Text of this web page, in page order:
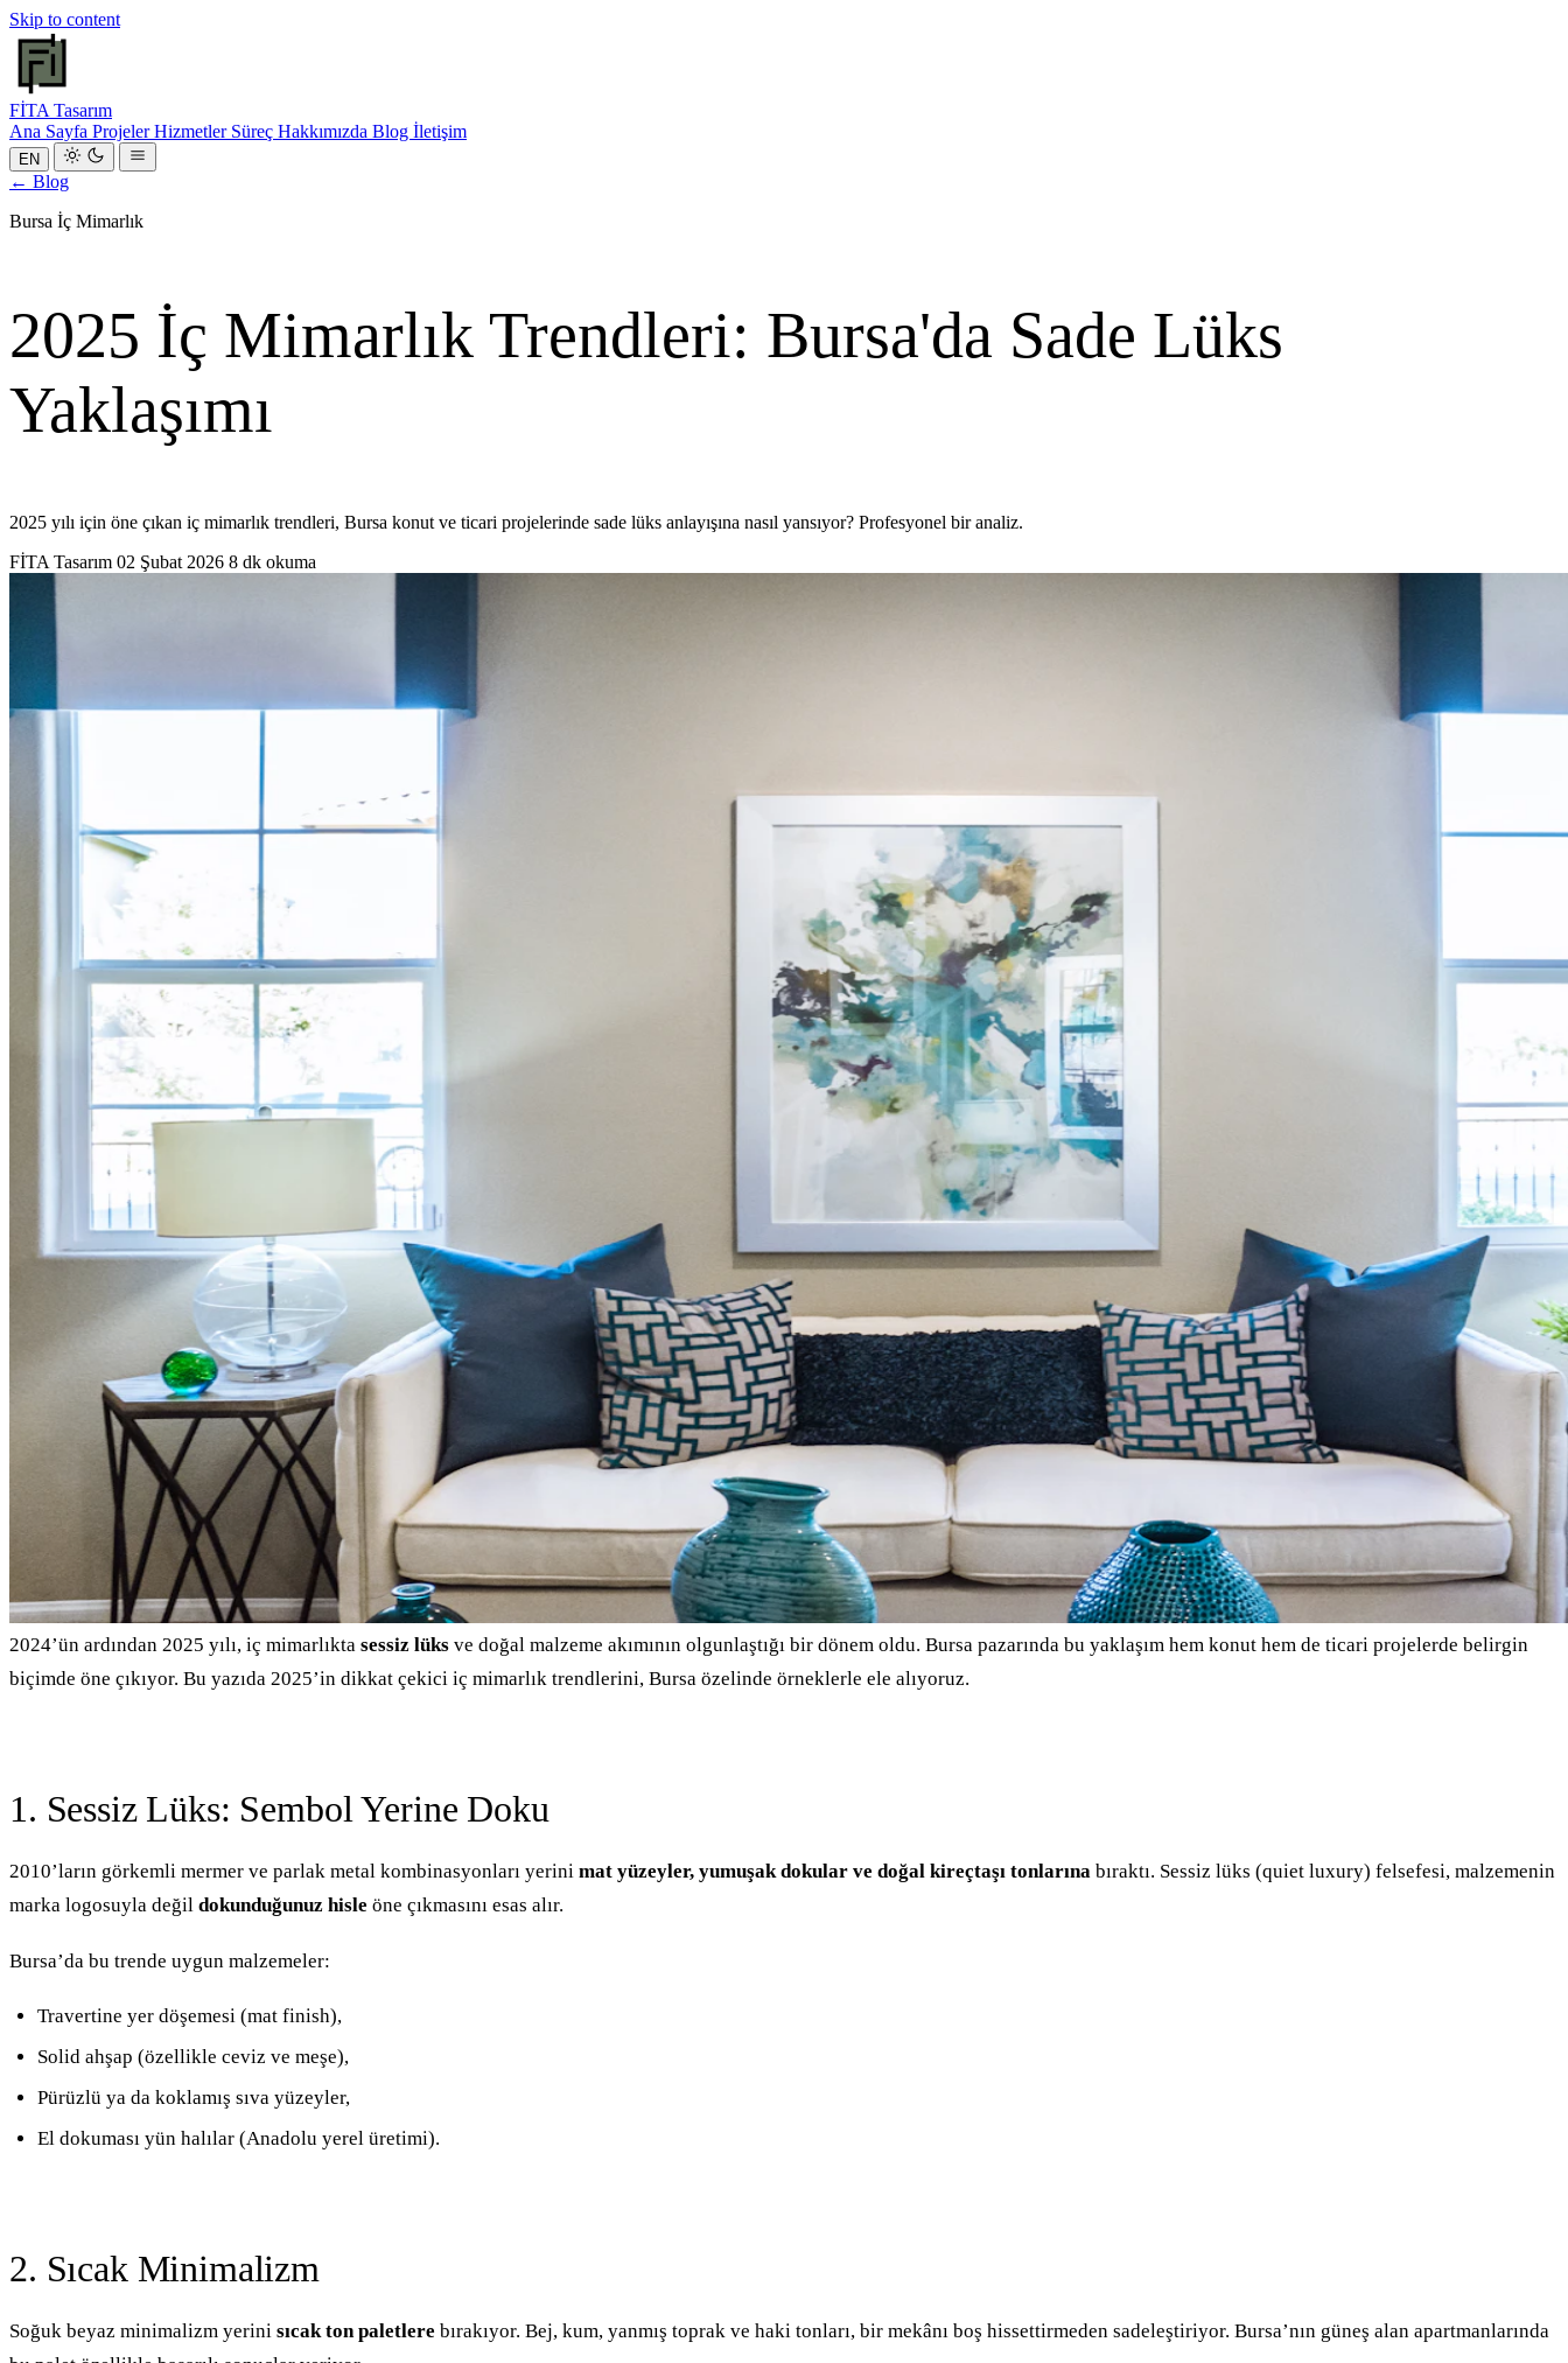
Skip to content
FİTA Tasarım
Ana Sayfa ProjelerHizmetler Süreç Hakkımızda Blog İletişim
EN
← Blog
Bursa İç Mimarlık
2025 İç Mimarlık Trendleri: Bursa'da Sade Lüks
Yaklaşımı
2025 yılı için öne çıkan iç mimarlık trendleri, Bursa konut ve ticari projelerinde sade lüks anlayışına nasıl yansıyor? Profesyonel bir analiz.
FİTA Tasarım 02 Şubat 2026 8 dk okuma
2024’ün ardından 2025 yılı, iç mimarlıkta sessiz lüks ve doğal malzeme akımının olgunlaştığı bir dönem oldu. Bursa pazarında bu yaklaşım hem konut hem de ticari projelerde belirgin
biçimde öne çıkıyor. Bu yazıda 2025’in dikkat çekici iç mimarlık trendlerini, Bursa özelinde örneklerle ele alıyoruz.
1. Sessiz Lüks: Sembol Yerine Doku
2010’ların görkemli mermer ve parlak metal kombinasyonları yerini mat yüzeyler, yumuşak dokular ve doğal kireçtaşı tonlarına bıraktı. Sessiz lüks (quiet luxury) felsefesi, malzemenin
marka logosuyla değil dokunduğunuz hisle öne çıkmasını esas alır.
Bursa’da bu trende uygun malzemeler:
Travertine yer döşemesi (mat finish),
Solid ahşap (özellikle ceviz ve meşe),
Pürüzlü ya da koklamış sıva yüzeyler,
El dokuması yün halılar (Anadolu yerel üretimi).
2. Sıcak Minimalizm
Soğuk beyaz minimalizm yerini sıcak ton paletlere bırakıyor. Bej, kum, yanmış toprak ve haki tonları, bir mekânı boş hissettirmeden sadeleştiriyor. Bursa’nın güneş alan apartmanlarında